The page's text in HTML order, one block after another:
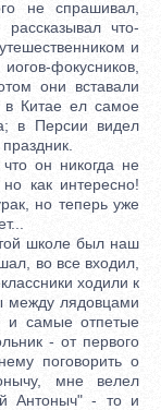
не спрашивал,
что-
и
фокусников,
они вставали
Китае ел самое
в Персии видел
он никогда не
как интересно!
но теперь уже
школе был наш
во все входил,
ходили к
между лядовцами
и самые отпетые
- от первого
поговорить о
мне велел
Антоныч" - то и